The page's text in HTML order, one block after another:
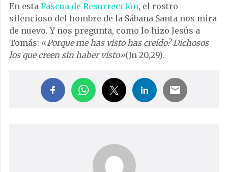
En esta Pascua de Resurrección, el rostro
silencioso del hombre de la Sábana Santa nos mira
de nuevo. Y nos pregunta, como lo hizo Jesús a
Tomás: «Porque me has visto has creído? Dichosos
los que creen sin haber visto»(Jn 20,29).